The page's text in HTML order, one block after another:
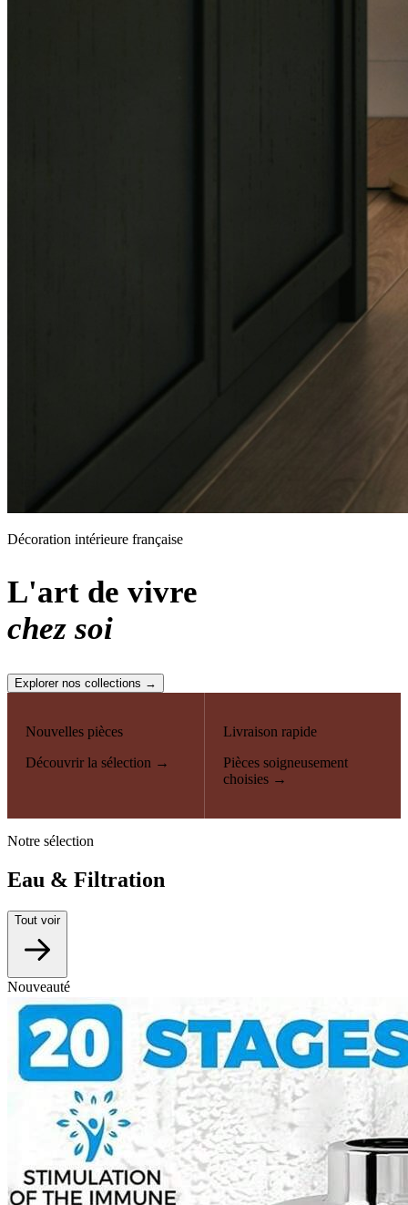
Décoration intérieure française
L'art de vivre
chez soi
Explorer nos collections →
Nouvelles pièces
Découvrir la sélection →
Livraison rapide
Pièces soigneusement
choisies →
Notre sélection
Eau & Filtration
Tout voir
Nouveauté